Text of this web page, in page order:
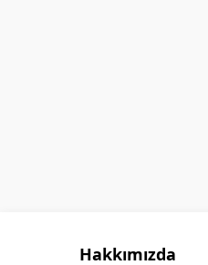
Hakkımızda
GÖKHAN GÖKMEN